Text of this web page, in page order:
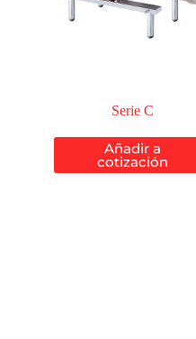
Serie C
Añadir a
cotización